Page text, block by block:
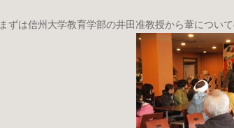
まずは信州大学教育学部の井田准教授から葦につい